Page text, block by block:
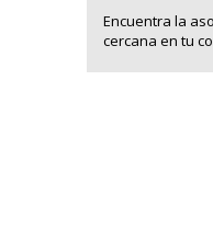
Encuentra la
cercana en tu